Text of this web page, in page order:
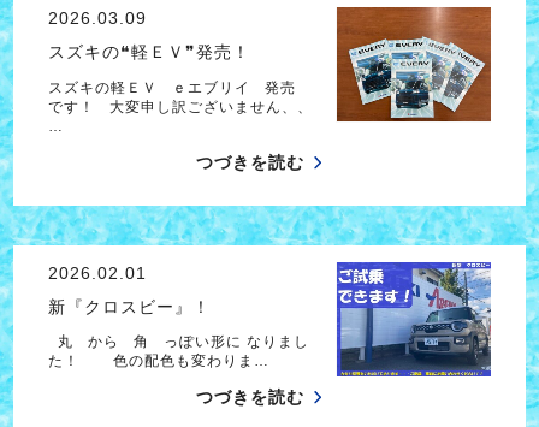
2026.03.09
スズキの❝軽ＥＶ❞発売！
スズキの軽ＥＶ ｅエブリイ 発売
です！ 大変申し訳ございません、、
…
つづきを読む
2026.02.01
新『クロスビー』！
丸 から 角 っぽい形に なりまし
た！ 色の配色も変わりま…
つづきを読む